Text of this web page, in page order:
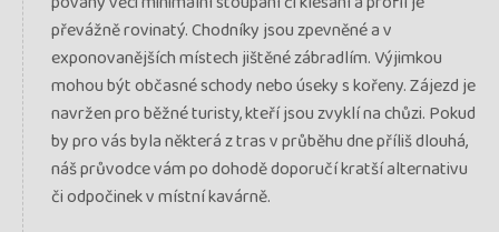
převážně rovinatý. Chodníky jsou zpevněné a v
exponovanějších místech jištěné zábradlím. Výjimkou
mohou být občasné schody nebo úseky s kořeny. Zájezd je
navržen pro běžné turisty, kteří jsou zvyklí na chůzi. Pokud
by pro vás byla některá z tras v průběhu dne příliš dlouhá,
náš průvodce vám po dohodě doporučí kratší alternativu
či odpočinek v místní kavárně.